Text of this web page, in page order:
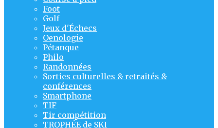
Foot
Golf
Jeux d'Échecs
Oenologie
Pétanque
Philo
Randonnées
Sorties culturelles & retraités &
conférences
Smartphone
TIF
Tir compétition
TROPHÉE de SKI